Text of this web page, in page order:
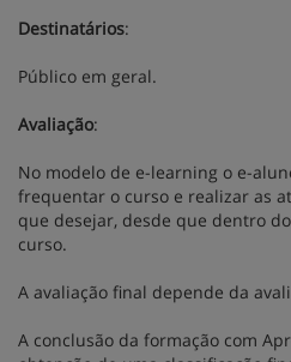
Destinatários:
Público em geral.
Avaliação:
No modelo de e-learning o e-
frequentar o curso e realizar as
que desejar, desde que dentro
curso.
A avaliação final depende da
A conclusão da formação com